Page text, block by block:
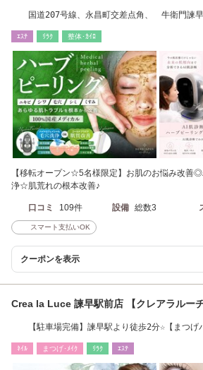
国道207号線、永昌町交差点角、 牛衛門諫
ｴｽﾃ ﾘﾗｸ 整体･ｶｲﾛ
【移転オープン☆5名様限定】お肌のお悩み改善
浄☆肌荒れの根本改善♪
口コミ 109件 設備 総数3
スマート支払いOK
クーポンを表示
Crea la Luce 諫早駅前店 【クレアラルーチ
【駐車場完備】諫早駅より徒歩2分☆【まつ
ﾈｲﾙ まつげ･ﾒｲｸ ﾘﾗｸ ｴｽﾃ